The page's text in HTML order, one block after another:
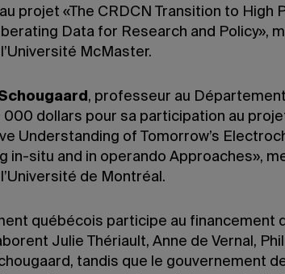
projet «The CRDCN Transition to High
Data for Research and Policy»,
McMaster.
, professeur au
000 dollars pour sa participation au
Understanding of Tomorrow’s
in-situ and in operando Approaches»,
de Montréal.
québécois participe au financement
Julie Thériault, Anne de Vernal,
tandis que le gouvernement